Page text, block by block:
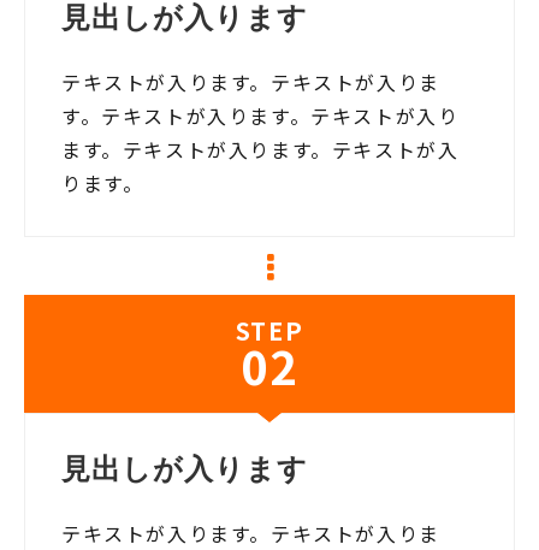
見出しが入ります
テキストが入ります。テキストが入りま
す。テキストが入ります。テキストが入り
ます。テキストが入ります。テキストが入
ります。
STEP
02
見出しが入ります
テキストが入ります。テキストが入りま